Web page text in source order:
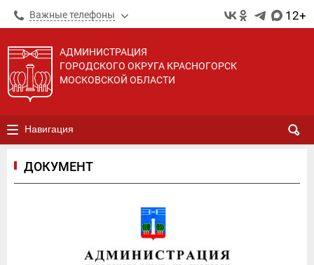
Важные телефоны 12+
АДМИНИСТРАЦИЯ
ГОРОДСКОГО ОКРУГА КРАСНОГОРСК
МОСКОВСКОЙ ОБЛАСТИ
Навигация
ДОКУМЕНТ